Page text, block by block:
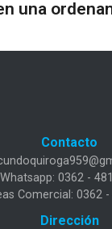
una
Contacto
Whatsapp: 0362 -
Comercial: 0362
Dirección